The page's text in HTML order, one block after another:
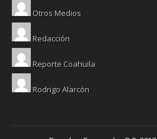
Otros Medios
Redacción
Reporte Coahuila
Rodrigo Alarcón